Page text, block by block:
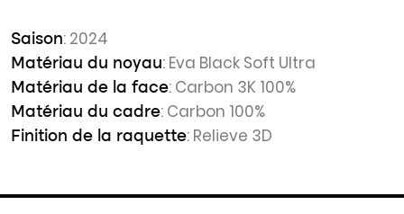
Saison: 2024
Matériau du noyau: Eva Black Soft Ultra
Matériau de la face: Carbon 3K 100%
Matériau du cadre: Carbon 100%
Finition de la raquette: Relieve 3D